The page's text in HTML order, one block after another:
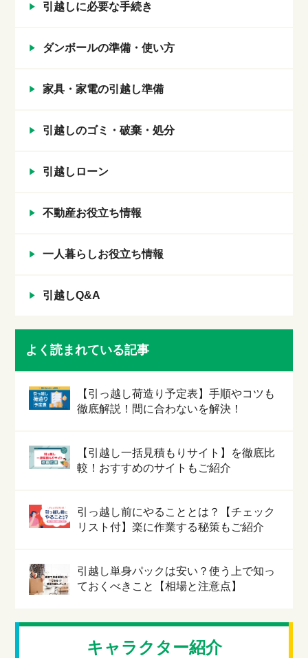
引越しに必要な手続き
ダンボールの準備・使い方
家具・家電の引越し準備
引越しのゴミ・破棄・処分
引越しローン
不動産お役立ち情報
一人暮らしお役立ち情報
引越しQ&A
よく読まれている記事
【引っ越し荷造り予定表】手順やコツも
徹底解説！間に合わないを解決！
【引越し一括見積もりサイト】を徹底比
較！おすすめのサイトもご紹介
引っ越し前にやることとは？【チェック
リスト付】楽に作業する秘策もご紹介
引越し単身パックは安い？使う上で知っ
ておくべきこと【相場と注意点】
キャラクター紹介